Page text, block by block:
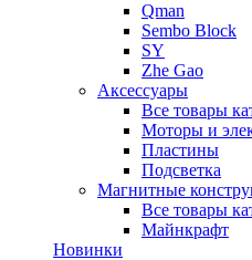
Qman
Sembo Block
SY
Zhe Gao
Аксессуары
Все товары
Моторы и
Пластины
Подсветка
Магнитные
Все товары
Майнкрафт
Новинки